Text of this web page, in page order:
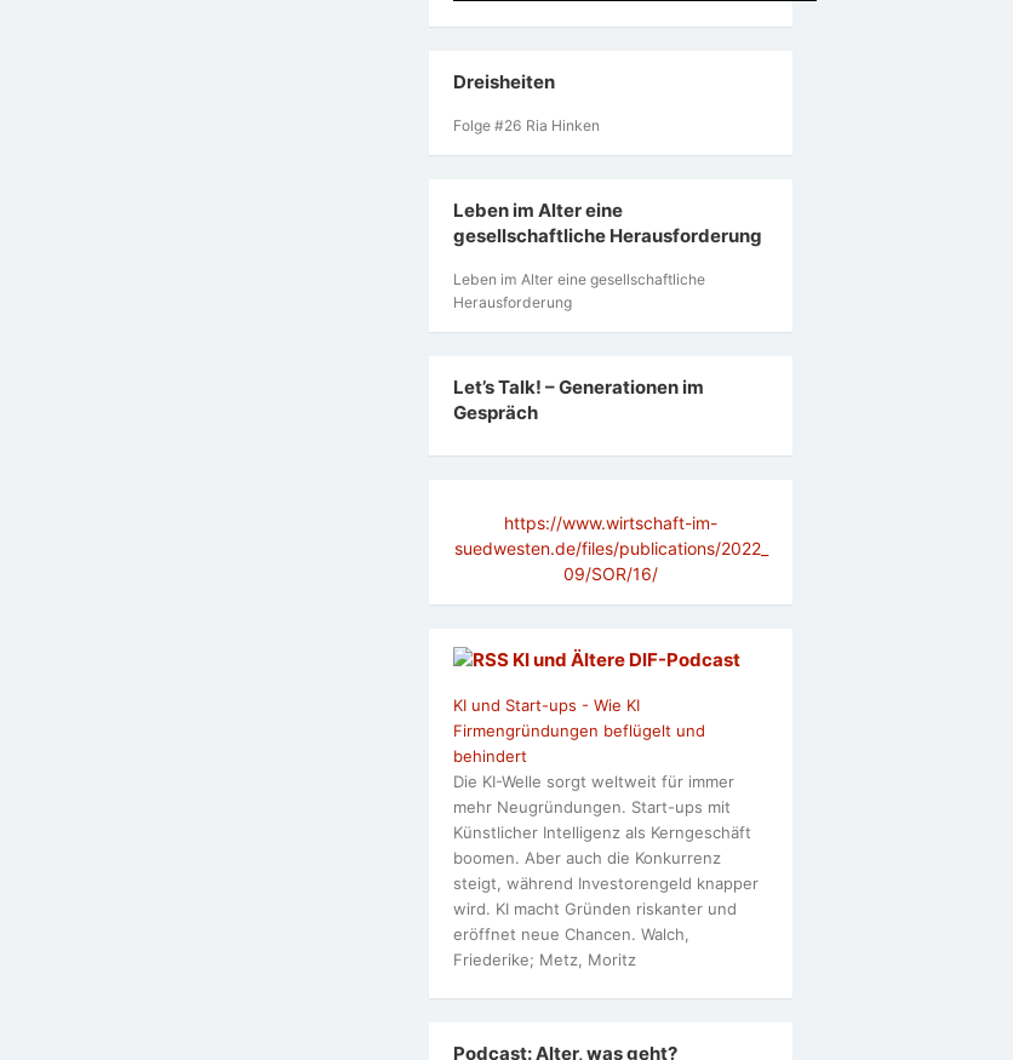
Dreisheiten
Folge #26 Ria Hinken
Leben im Alter eine
gesellschaftliche Herausforderung
Leben im Alter eine gesellschaftliche
Herausforderung
Let’s Talk! – Generationen im
Gespräch
https://www.wirtschaft-im-
suedwesten.de/files/publications/2022_
09/SOR/16/
KI und Ältere DlF-Podcast
KI und Start-ups - Wie KI
Firmengründungen beflügelt und
behindert
Die KI-Welle sorgt weltweit für immer
mehr Neugründungen. Start-ups mit
Künstlicher Intelligenz als Kerngeschäft
boomen. Aber auch die Konkurrenz
steigt, während Investorengeld knapper
wird. KI macht Gründen riskanter und
eröffnet neue Chancen. Walch,
Friederike; Metz, Moritz
Podcast: Alter, was geht?